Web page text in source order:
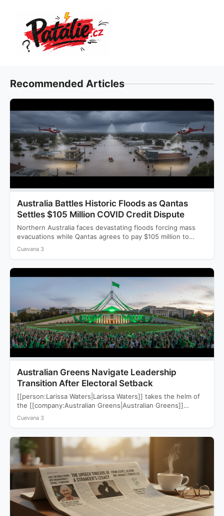
obsah
Recommended Articles
Australia Battles Historic Floods as Qantas
Settles $105 Million COVID Credit Dispute
Northern Australia faces devastating floods forcing mass
evacuations while Qantas agrees to pay $105 million to
settle a…
Cuevana 3
Australian Greens Navigate Leadership
Transition After Electoral Setback
[[person:Larissa Waters|Larissa Waters]] takes the helm of
the [[company:Australian Greens|Australian Greens]]
following a devastating 2025 election that saw…
Cuevana 3